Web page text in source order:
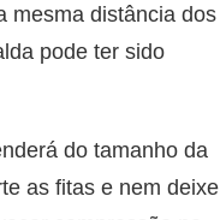
mesma distância dos
pode ter sido
do tamanho da
as fitas e nem deixe